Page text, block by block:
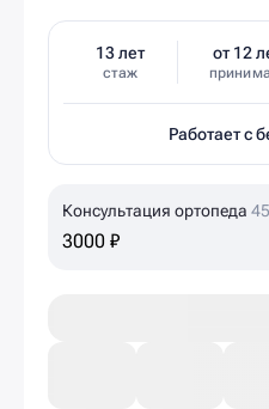
13 лет
стаж
от 12
Работает с
Консультация ортопеда
3000 ₽